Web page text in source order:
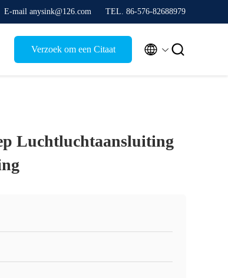
E-mail anysink@126.com TEL. 86-576-82688979
Verzoek om een Citaat  
Luchtluchtaansluiting